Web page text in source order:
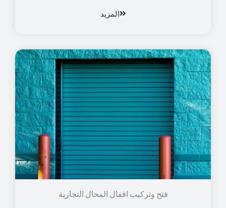
المزيد
فتح وتركيب اقفال المحال التجارية